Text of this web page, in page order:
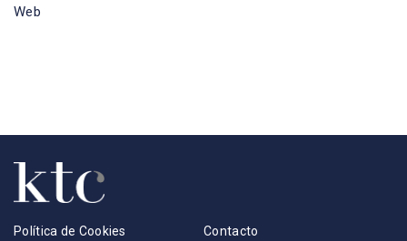
Web
Política de Cookies Contacto